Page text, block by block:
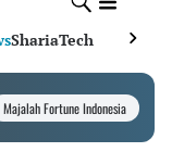
ShariaTech
Majalah Fortune Indonesia